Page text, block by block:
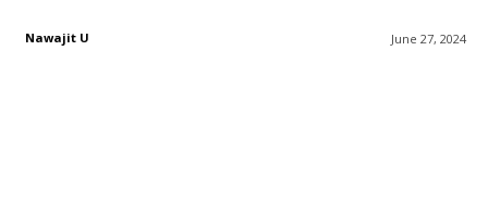
June 27, 2024
Nawajit U